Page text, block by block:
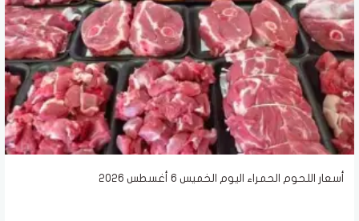
أسعار اللحوم الحمراء اليوم الخميس 6 أغسطس 2026